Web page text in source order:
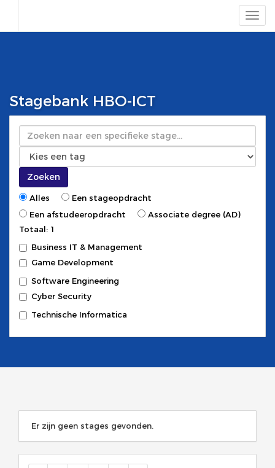
Stagebank HBO-ICT
Zoeken
Zoeken
Alles
Een stageopdracht
Een afstudeeropdracht
Associate degree (AD)
Totaal: 1
Business IT & Management
Game Development
Software Engineering
Cyber Security
Technische Informatica
Er zijn geen stages gevonden.